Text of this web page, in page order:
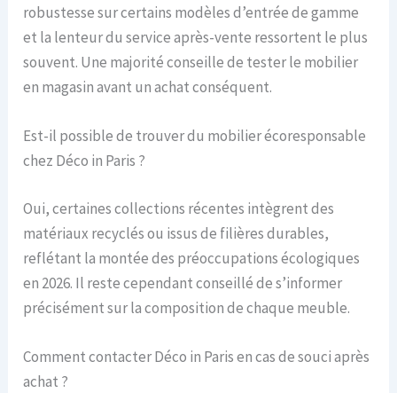
robustesse sur certains modèles d’entrée de gamme
et la lenteur du service après-vente ressortent le plus
souvent. Une majorité conseille de tester le mobilier
en magasin avant un achat conséquent.
Est-il possible de trouver du mobilier écoresponsable
chez Déco in Paris ?
Oui, certaines collections récentes intègrent des
matériaux recyclés ou issus de filières durables,
reflétant la montée des préoccupations écologiques
en 2026. Il reste cependant conseillé de s’informer
précisément sur la composition de chaque meuble.
Comment contacter Déco in Paris en cas de souci après
achat ?